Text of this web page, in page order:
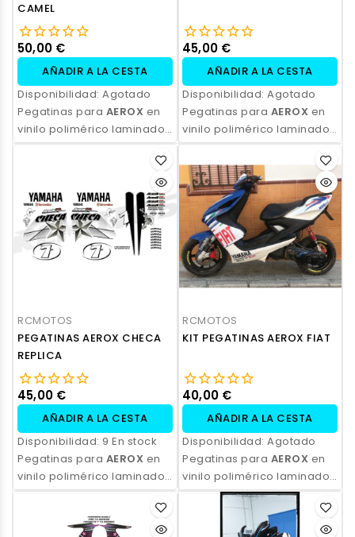
CAMEL
50,00 €
AÑADIR A LA CESTA
Disponibilidad: Agotado
Pegatinas para AEROX en
vinilo polimérico laminado,
impresas con tinta
profesional y opción de
personalización.
45,00 €
AÑADIR A LA CESTA
Disponibilidad: Agotado
Pegatinas para AEROX en
vinilo polimérico laminado,
impresas con tinta
ecosolvente. Alta
resistencia, acabado
profesional y opción de
personalización.
RCMOTOS
PEGATINAS AEROX CHECA
REPLICA
45,00 €
AÑADIR A LA CESTA
Disponibilidad: 9 En stock
Pegatinas para AEROX en
vinilo polimérico laminado,
impresas con tinta
resistencia, acabado
RCMOTOS
KIT PEGATINAS AEROX FIAT
40,00 €
AÑADIR A LA CESTA
Disponibilidad: Agotado
Pegatinas para AEROX en
vinilo polimérico laminado,
impresas con tinta
ecosolvente. Alta
resistencia, acabado